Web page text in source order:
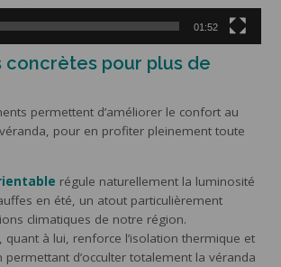
01:52
concrètes pour plus de
permettent d’améliorer le confort au
pour en profiter pleinement toute
régule naturellement la luminosité
en été, un atout particulièrement
climatiques de notre région.
, quant à lui, renforce l’isolation thermique et
permettant d’occulter totalement la véranda